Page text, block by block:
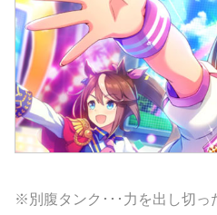
※別腹タンク･･･力を出し切っ